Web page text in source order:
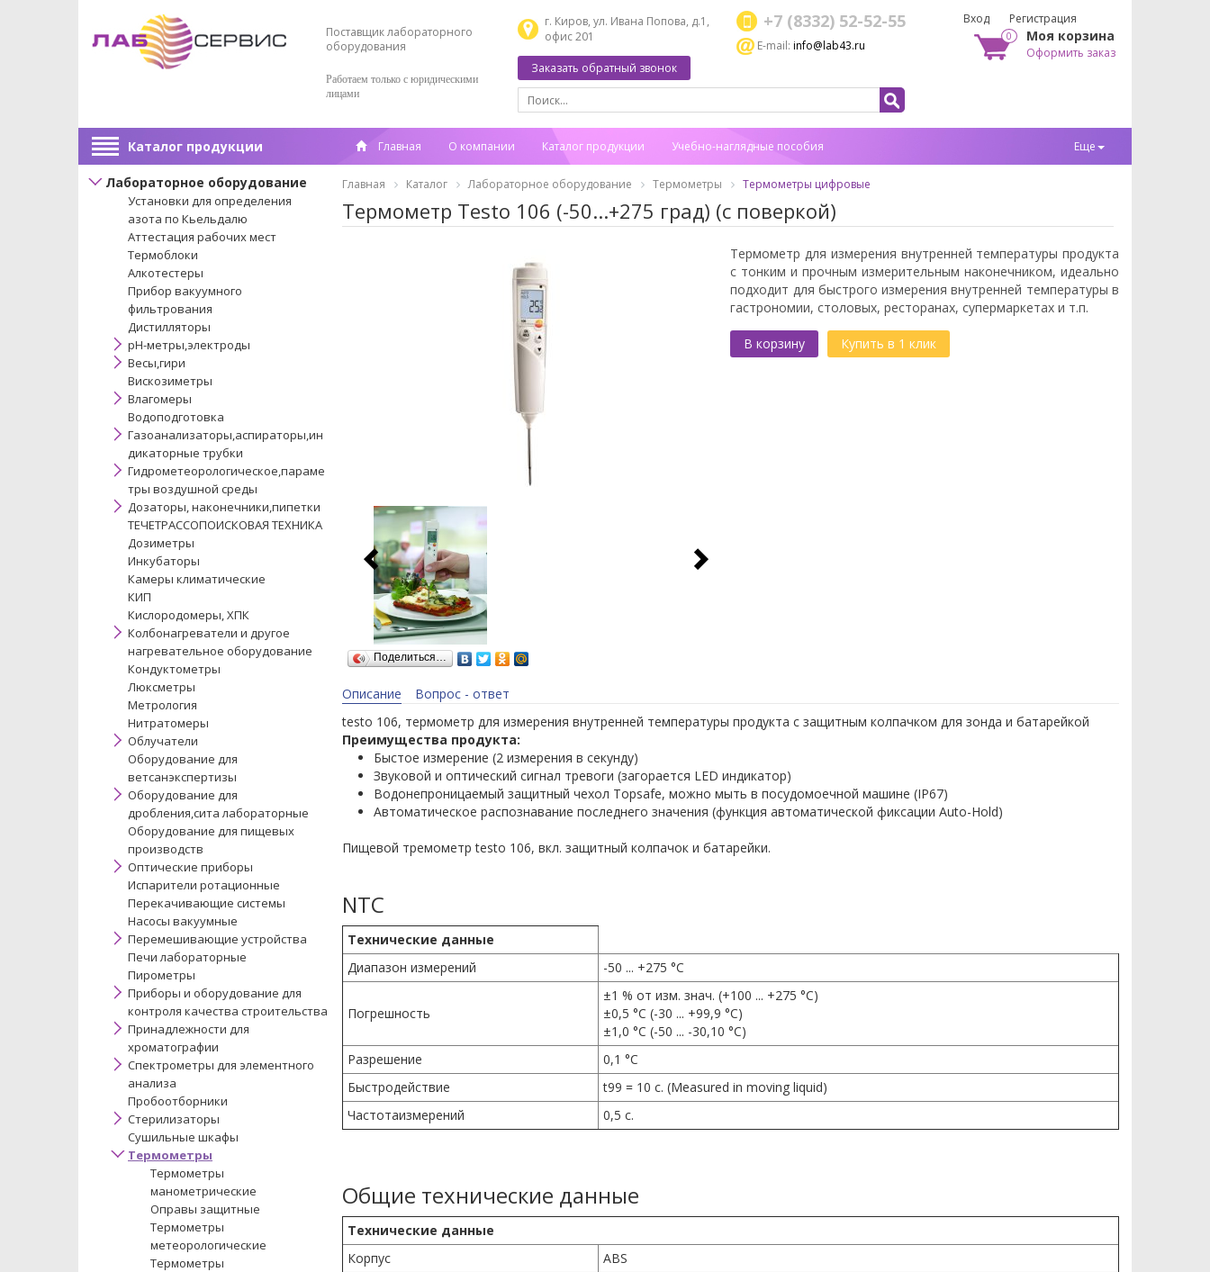
Поставщик лабораторного
оборудования
Работаем только с юридическими
лицами
г. Киров, ул. Ивана Попова, д.1,
офис 201
+7 (8332) 52-52-55
E-mail:info@lab43.ru
Заказать обратный звонок
Вход Регистрация
0 Моя корзина
Оформить заказ
Каталог продукции Главная О компании Каталог продукции Учебно-наглядные пособия Еще
Лабораторное оборудование
Установки для определения
азота по Кьельдалю
Аттестация рабочих мест
Термоблоки
Алкотестеры
Прибор вакуумного
фильтрования
Дистилляторы
pH-метры,электроды
Весы,гири
Вискозиметры
Влагомеры
Водоподготовка
Газоанализаторы,аспираторы,ин
дикаторные трубки
Гидрометеорологическое,параме
тры воздушной среды
Дозаторы, наконечники,пипетки
ТЕЧЕТРАССОПОИСКОВАЯ ТЕХНИКА
Дозиметры
Инкубаторы
Камеры климатические
КИП
Кислородомеры, ХПК
Колбонагреватели и другое
нагревательное оборудование
Кондуктометры
Люксметры
Метрология
Нитратомеры
Облучатели
Оборудование для
ветсанэкспертизы
Оборудование для
дробления,сита лабораторные
Оборудование для пищевых
производств
Оптические приборы
Испарители ротационные
Перекачивающие системы
Насосы вакуумные
Перемешивающие устройства
Печи лабораторные
Пирометры
Приборы и оборудование для
контроля качества строительства
Принадлежности для
хроматографии
Спектрометры для элементного
анализа
Пробоотборники
Стерилизаторы
Сушильные шкафы
Термометры
Термометры
манометрические
Оправы защитные
Термометры
метеорологические
Термометры
Главная Каталог Лабораторное оборудование Термометры Термометры цифровые
Термометр Testo 106 (-50...+275 град) (с поверкой)
Поделиться…
Термометр для измерения внутренней температуры продукта
с тонким и прочным измерительным наконечником, идеально
подходит для быстрого измерения внутренней температуры в
гастрономии, столовых, ресторанах, супермаркетах и т.п.
В корзину Купить в 1 клик
Описание
Вопрос - ответ
testo 106, термометр для измерения внутренней температуры продукта с защитным колпачком для зонда и батарейкой
Преимущества продукта:
Быстое измерение (2 измерения в секунду)
Звуковой и оптический сигнал тревоги (загорается LED индикатор)
Водонепроницаемый защитный чехол Topsafe, можно мыть в посудомоечной машине (IP67)
Автоматическое распознавание последнего значения (функция автоматической фиксации Auto-Hold)
Пищевой тремометр testo 106, вкл. защитный колпачок и батарейки.
NTC
Технические данные
Диапазон измерений
-50 ... +275 °C
Погрешность
±1 % от изм. знач. (+100 ... +275 °C)
±0,5 °C (-30 ... +99,9 °C)
±1,0 °C (-50 ... -30,10 °C)
Разрешение
0,1 °C
Быстродействие
t99 = 10 с. (Measured in moving liquid)
Частотаизмерений
0,5 с.
Общие технические данные
Технические данные
Корпус
ABS